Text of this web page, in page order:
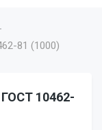
81 (1000)
10462-